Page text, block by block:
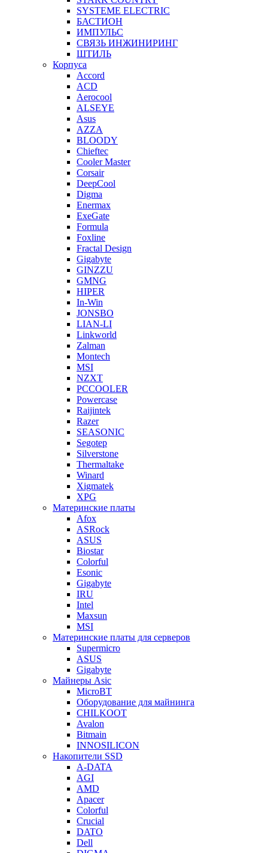
SYSTEME ELECTRIC
БАСТИОН
ИМПУЛЬС
СВЯЗЬ ИНЖИНИРИНГ
ШТИЛЬ
Корпуса
Accord
ACD
Aerocool
ALSEYE
Asus
AZZA
BLOODY
Chieftec
Cooler Master
Corsair
DeepCool
Digma
Enermax
ExeGate
Formula
Foxline
Fractal Design
Gigabyte
GINZZU
GMNG
HIPER
In-Win
JONSBO
LIAN-LI
Linkworld
Zalman
Montech
MSI
NZXT
PCCOOLER
Powercase
Raijintek
Razer
SEASONIC
Segotep
Silverstone
Thermaltake
Winard
Xigmatek
XPG
Материнские платы
Afox
ASRock
ASUS
Biostar
Colorful
Esonic
Gigabyte
IRU
Intel
Maxsun
MSI
Материнские платы для серверов
Supermicro
ASUS
Gigabyte
Майнеры Asic
MicroBT
Оборудование для майнинга
CHILKOOT
Avalon
Bitmain
INNOSILICON
Накопители SSD
A-DATA
AGI
AMD
Apacer
Colorful
Crucial
DATO
Dell